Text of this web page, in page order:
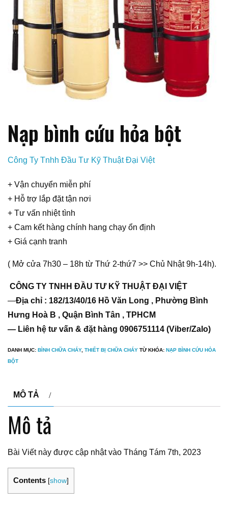
Nạp bình cứu hỏa bột
Công Ty Tnhh Đầu Tư Kỹ Thuật Đại Việt
+ Vận chuyển miễn phí
+ Hỗ trợ lắp đặt tận nơi
+ Tư vấn nhiệt tình
+ Cam kết hàng chính hang chạy ổn định
+ Giá cạnh tranh
( Mở cửa 7h30 – 18h từ Thứ 2-thứ7 >> Chủ Nhật 9h-14h).
CÔNG TY TNHH ĐẦU TƯ KỸ THUẬT ĐẠI VIỆT
—Địa chỉ : 182/13/40/16 Hồ Văn Long , Phường Bình
Hưng Hoà B , Quận Bình Tân , TPHCM
— Liên hệ tư vấn & đặt hàng 0906751114 (Viber/Zalo)
DANH MỤC: BÌNH CHỮA CHÁY, THIẾT BỊ CHỮA CHÁY TỪ KHÓA: NẠP BÌNH CỨU HỎA
BỘT
MÔ TẢ
Mô tả
Bài Viết này được cập nhật vào Tháng Tám 7th, 2023
Contents [show]